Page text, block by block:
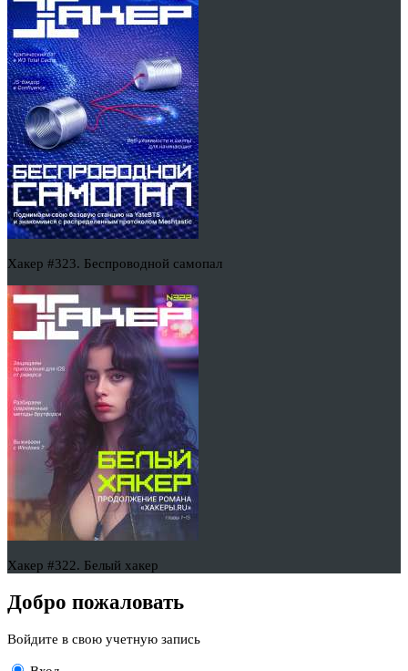
Хакер #323. Беспроводной самопал
Хакер #322. Белый хакер
Добро пожаловать
Войдите в свою учетную запись